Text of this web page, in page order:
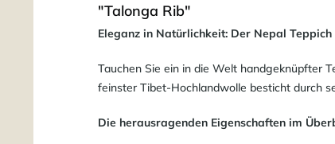
"Talonga Rib"
Eleganz in Natürlichkeit: Der Nepal
Tauchen Sie ein in die Welt handgeknüpfter
feinster Tibet-Hochlandwolle besticht durch
Die herausragenden Eigenschaften im